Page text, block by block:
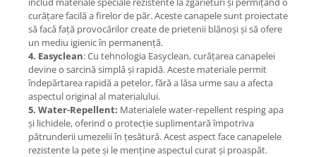
curățare facilă a firelor de păr. Aceste canapele sunt proiectate
să facă față provocărilor create de prietenii blănoși și să ofere
un mediu igienic în permanență.
4. Easyclean: Cu tehnologia Easyclean, curățarea canapelei
devine o sarcină simplă și rapidă. Aceste materiale permit
îndepărtarea rapidă a petelor, fără a lăsa urme sau a afecta
aspectul original al materialului.
5. Water-Repellent: Materialele water-repellent resping apa
și lichidele, oferind o protecție suplimentară împotriva
pătrunderii umezelii în țesătură. Acest aspect face canapelele
rezistente la pete și le menține aspectul curat și proaspăt.